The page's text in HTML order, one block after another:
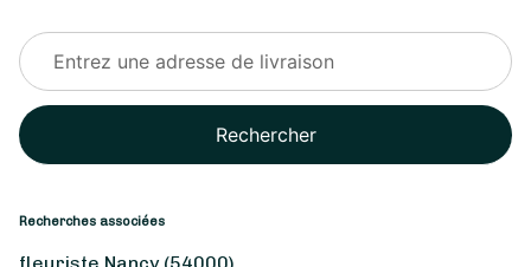
Rechercher
Recherches associées